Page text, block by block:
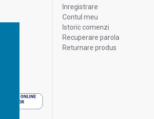
Inregistrare
Contul meu
Istoric comenzi
Recuperare parola
Returnare produs